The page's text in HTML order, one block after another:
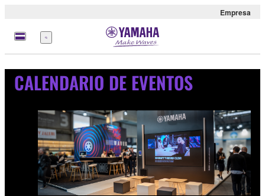
Empresa
Menú
CALENDARIO DE EVENTOS